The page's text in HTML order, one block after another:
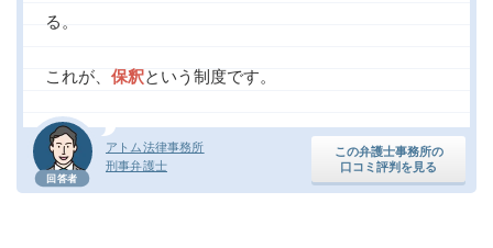
回答者
アトム法律事務所
刑事弁護士
この弁護士事務所の
口コミ評判を見る
る。
これが、 保釈という制度です。